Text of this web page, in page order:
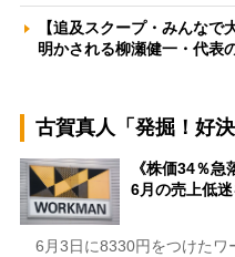
【追及スクープ・みんな
明かされる柳瀬健一・代表
古賀真人「発掘！好決
《株価34％急
6月の売上低
6月3日に8330円をつけたワ